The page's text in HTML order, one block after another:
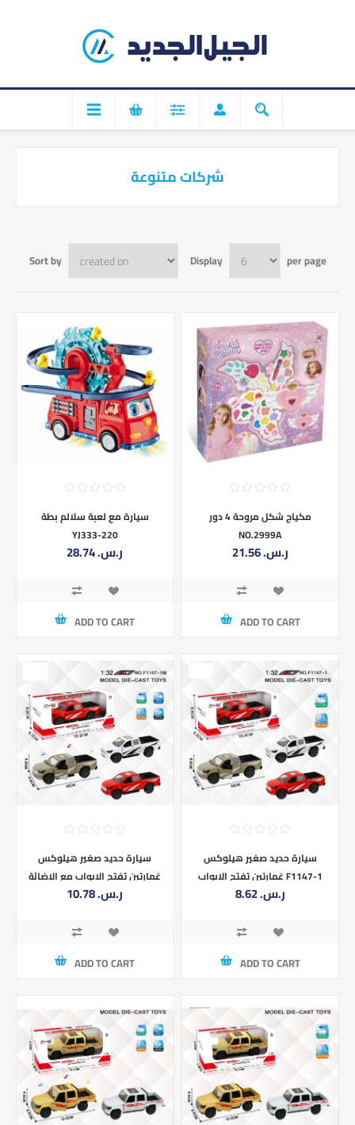
شركات متنوعة
Sort by Display per page
سيارة مع لعبة سلالم بطة
YJ333-220
28.74 ر.س.‏
ADD TO CART
مكياج شكل مروحة 4 دور
NO.2999A
21.56 ر.س.‏
ADD TO CART
سيارة حديد صغير هيلوكس
غمارتين تفتح الابواب مع الاضائة
والموسيقى F1147-1
10.78 ر.س.‏
ADD TO CART
سيارة حديد صغير هيلوكس
غمارتين تفتح الابواب F1147-1
8.62 ر.س.‏
ADD TO CART